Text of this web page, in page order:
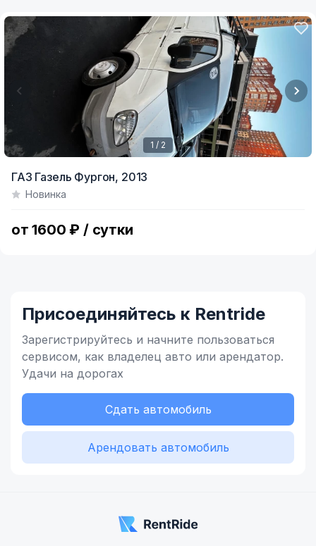
of
1 / 2
ГАЗ Газель Фургон, 2013
Новинка
от 1600 ₽ / сутки
Присоединяйтесь к Rentride
Зарегистрируйтесь и начните пользоваться
сервисом, как владелец авто или арендатор.
Удачи на дорогах
Сдать автомобиль
Арендовать автомобиль